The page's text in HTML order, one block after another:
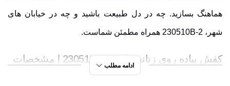
هماهنگ بسازید. چه در دل طبیعت باشید و چه در خیابان های
شهر، 230510B-2 همراه مطمئن شماست.
کفش پیاده روی زنانه هامتو 230510B-2 | مشخصات
کلی کفش هامتو در زنجان
ادامه مطلب